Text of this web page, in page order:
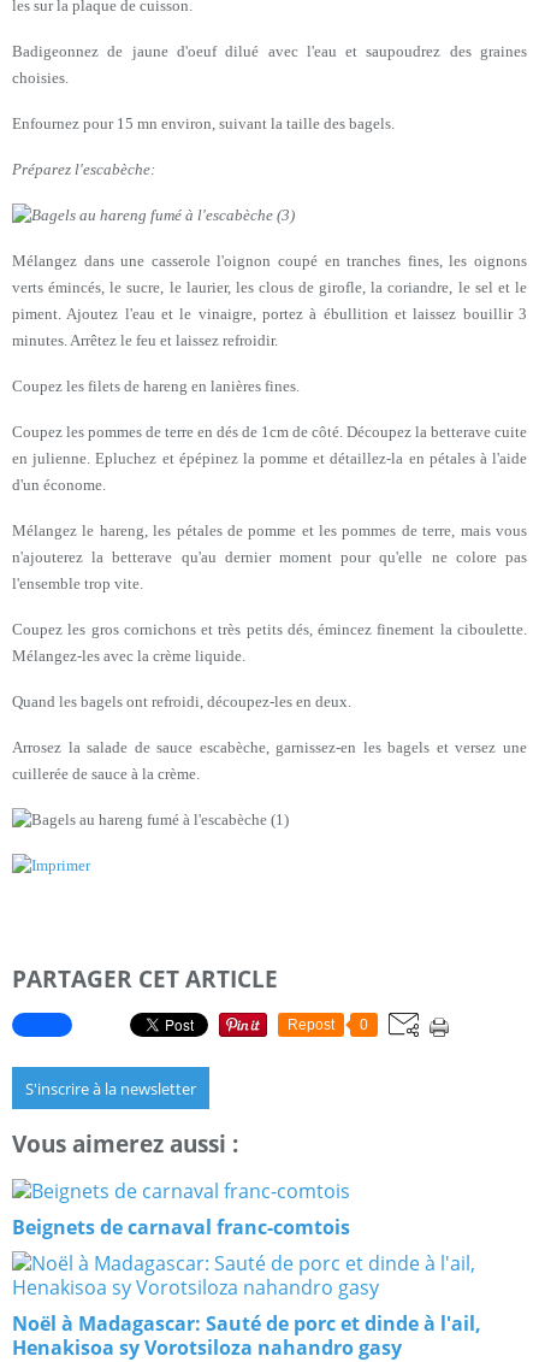
les sur la plaque de cuisson.
Badigeonnez de jaune d'oeuf dilué avec l'eau et saupoudrez des graines
choisies.
Enfournez pour 15 mn environ, suivant la taille des bagels.
Préparez l'escabèche:
Mélangez dans une casserole l'oignon coupé en tranches fines, les oignons
verts émincés, le sucre, le laurier, les clous de girofle, la coriandre, le sel et le
piment. Ajoutez l'eau et le vinaigre, portez à ébullition et laissez bouillir 3
minutes. Arrêtez le feu et laissez refroidir.
Coupez les filets de hareng en lanières fines.
Coupez les pommes de terre en dés de 1cm de côté. Découpez la betterave cuite
en julienne. Epluchez et épépinez la pomme et détaillez-la en pétales à l'aide
d'un économe.
Mélangez le hareng, les pétales de pomme et les pommes de terre, mais vous
n'ajouterez la betterave qu'au dernier moment pour qu'elle ne colore pas
l'ensemble trop vite.
Coupez les gros cornichons et très petits dés, émincez finement la ciboulette.
Mélangez-les avec la crème liquide.
Quand les bagels ont refroidi, découpez-les en deux.
Arrosez la salade de sauce escabèche, garnissez-en les bagels et versez une
cuillerée de sauce à la crème.
PARTAGER CET ARTICLE
Repost 0
S'inscrire à la newsletter
Vous aimerez aussi :
Beignets de carnaval franc-comtois
Noël à Madagascar: Sauté de porc et dinde à l'ail,
Henakisoa sy Vorotsiloza nahandro gasy